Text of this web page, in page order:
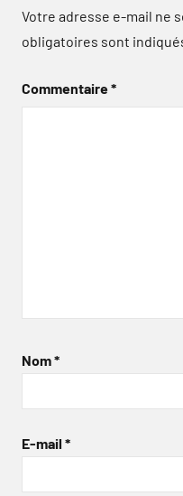
Votre adresse e-mail ne
obligatoires sont
Commentaire*
Nom*
E-mail *